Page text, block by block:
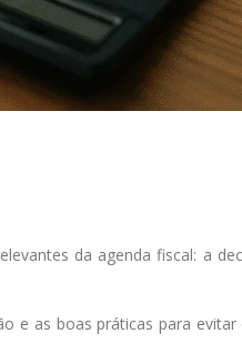
da agenda fiscal: a
e as boas práticas para evitar